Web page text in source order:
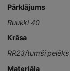
Pārklājums
Ruukki 40
Krāsa
RR23/tumši pelēks
Materiāla